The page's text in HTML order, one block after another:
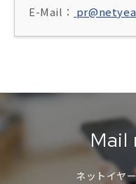
E-Mail：
Mail
ネットイヤ